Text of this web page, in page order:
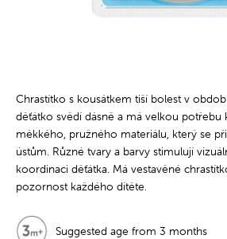
Chrastítko s kousátkem tiší bolest v
děťátko svědí dásně a má velkou potřebu
měkkého, pružného materiálu, který se
ústům. Různé tvary a barvy stimulují
koordinaci děťátka. Má vestavěné
pozornost každého dítěte.
Suggested age from 3 months